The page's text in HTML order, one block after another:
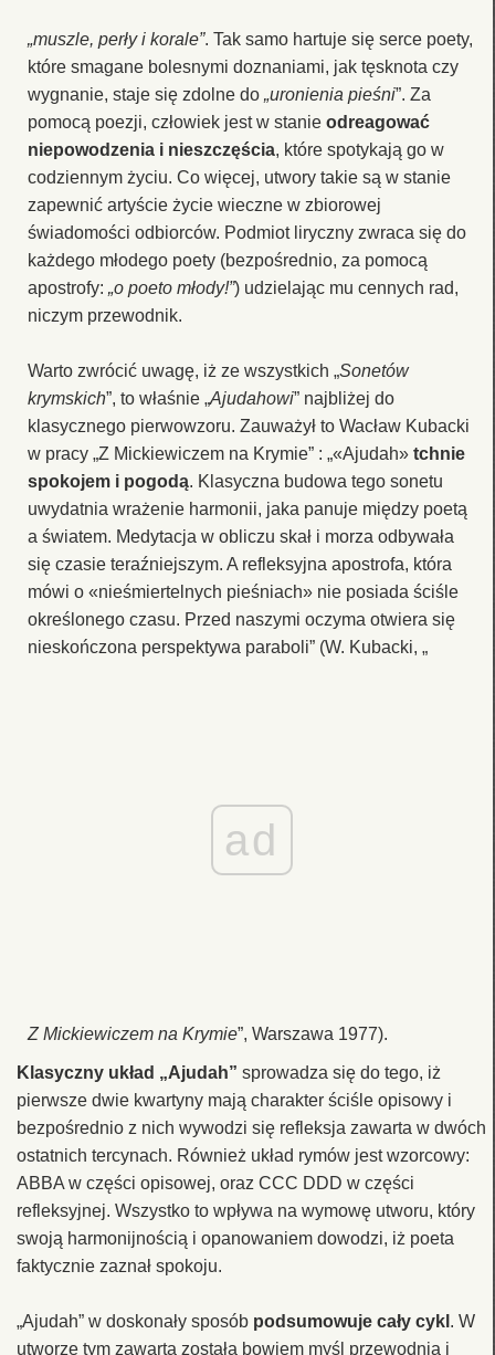
„muszle, perły i korale”. Tak samo hartuje się serce poety,
które smagane bolesnymi doznaniami, jak tęsknota czy
wygnanie, staje się zdolne do „uronienia pieśni”. Za
pomocą poezji, człowiek jest w stanie odreagować
niepowodzenia i nieszczęścia, które spotykają go w
codziennym życiu. Co więcej, utwory takie są w stanie
zapewnić artyście życie wieczne w zbiorowej
świadomości odbiorców. Podmiot liryczny zwraca się do
każdego młodego poety (bezpośrednio, za pomocą
apostrofy: „o poeto młody!”) udzielając mu cennych rad,
niczym przewodnik.
Warto zwrócić uwagę, iż ze wszystkich „Sonetów
krymskich”, to właśnie „Ajudahowi” najbliżej do
klasycznego pierwowzoru. Zauważył to Wacław Kubacki
w pracy „Z Mickiewiczem na Krymie” : „«Ajudah» tchnie
spokojem i pogodą. Klasyczna budowa tego sonetu
uwydatnia wrażenie harmonii, jaka panuje między poetą
a światem. Medytacja w obliczu skał i morza odbywała
się czasie teraźniejszym. A refleksyjna apostrofa, która
mówi o «nieśmiertelnych pieśniach» nie posiada ściśle
określonego czasu. Przed naszymi oczyma otwiera się
nieskończona perspektywa paraboli” (W. Kubacki, „
ad
Z Mickiewiczem na Krymie”, Warszawa 1977).
Klasyczny układ „Ajudah” sprowadza się do tego, iż
pierwsze dwie kwartyny mają charakter ściśle opisowy i
bezpośrednio z nich wywodzi się refleksja zawarta w dwóch
ostatnich tercynach. Również układ rymów jest wzorcowy:
ABBA w części opisowej, oraz CCC DDD w części
refleksyjnej. Wszystko to wpływa na wymowę utworu, który
swoją harmonijnością i opanowaniem dowodzi, iż poeta
faktycznie zaznał spokoju.
„Ajudah” w doskonały sposób podsumowuje cały cykl . W
utworze tym zawarta została bowiem myśl przewodnia i